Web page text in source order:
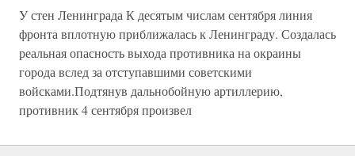
У стен Ленинграда К десятым числам сентября линия
фронта вплотную приближалась к Ленинграду. Создалась
реальная опасность выхода противника на окраины
города вслед за отступавшими советскими
войсками.Подтянув дальнобойную артиллерию,
противник 4 сентября произвел